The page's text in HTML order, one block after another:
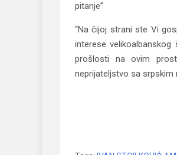
pitanje”
“Na čijoj strani ste Vi
interese
prošlosti na ovim
neprijateljstvo sa srpskim